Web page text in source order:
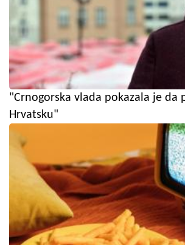
"Crnogorska vlada pokazala je da
Hrvatsku"